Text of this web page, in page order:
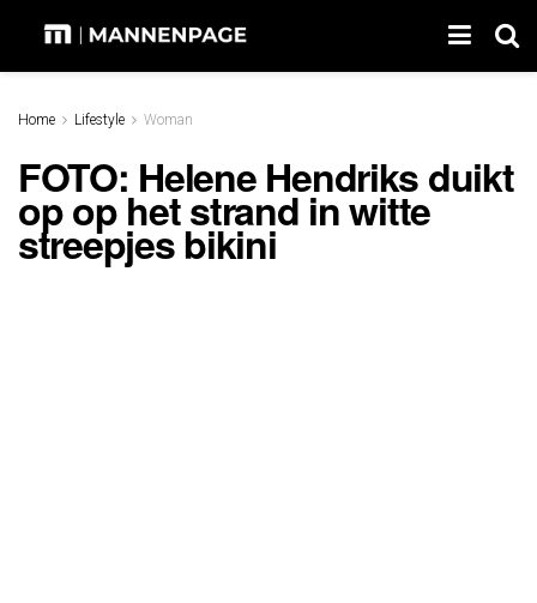
Home Lifestyle Woman
FOTO: Helene Hendriks duikt
op op het strand in witte
streepjes bikini